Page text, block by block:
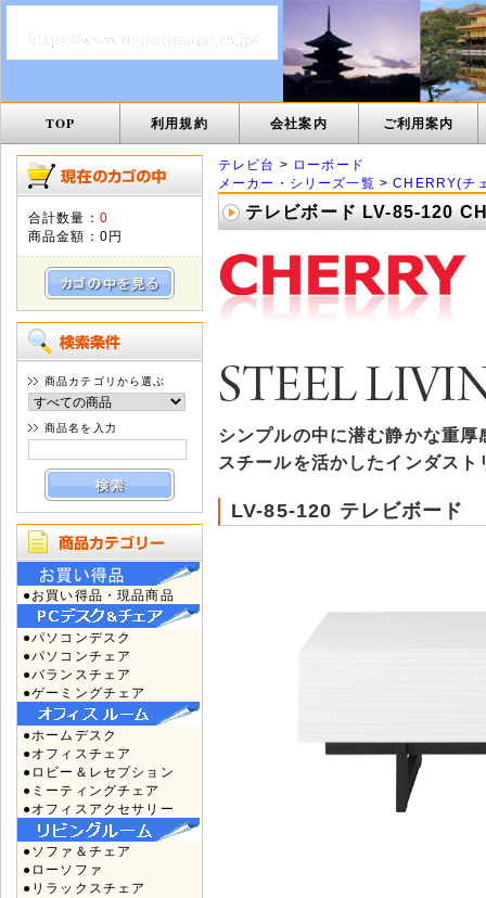
TOP 利用規約 会社案内 ご利用案内
合計数量： 0
商品金額： 0円
商品カテゴリから選ぶ
商品名を入力
●お買い得品・現品商品
●パソコンデスク
●パソコンチェア
●バランスチェア
●ゲーミングチェア
●ホームデスク
●オフィスチェア
●ロビー＆レセプション
●ミーティングチェア
●オフィスアクセサリー
●ソファ＆チェア
●ローソファ
●リラックスチェア
テレビ台 > ローボード
メーカー・シリーズ一覧 >CHERRY(チ
テレビボード LV-85-120
シンプルの中に潜む静かな重厚
スチールを活かしたインダス
LV-85-120 テレビボード